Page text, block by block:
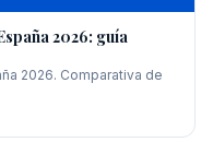
2026: guía
2026. Comparativa de